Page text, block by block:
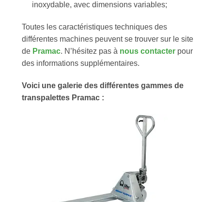
inoxydable, avec dimensions variables;
Toutes les caractéristiques techniques des
différentes machines peuvent se trouver sur le site
de Pramac. N’hésitez pas à nous contacter pour
des informations supplémentaires.
Voici une galerie des différentes gammes de
transpalettes Pramac :